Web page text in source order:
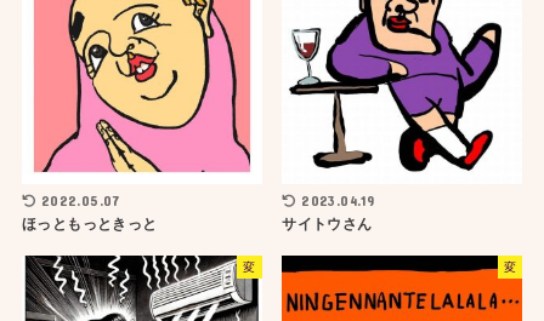
2022.05.07
ほっともっときっと
2023.04.19
サイトウさん
変 変